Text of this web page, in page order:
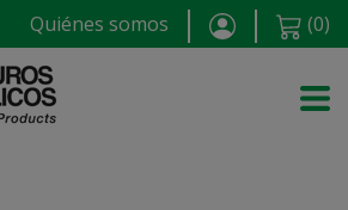
Quiénes somos (0)